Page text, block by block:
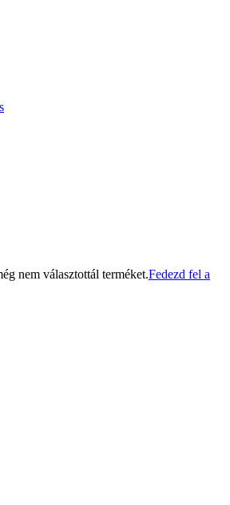
nem választottál terméket.Fedezd fel a